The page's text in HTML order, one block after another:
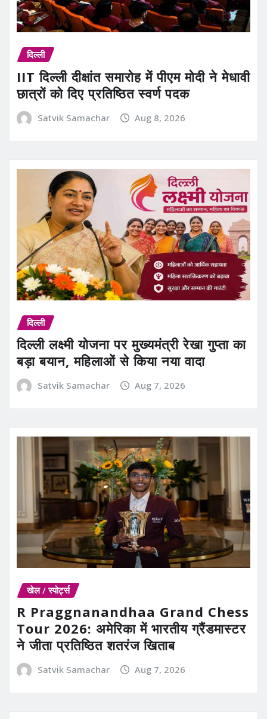
दिल्ली
IIT दिल्ली दीक्षांत समारोह में पीएम मोदी ने मेधावी
छात्रों को दिए प्रतिष्ठित स्वर्ण पदक
Satvik Samachar Aug 8, 2026
दिल्ली
दिल्ली लक्ष्मी योजना पर मुख्यमंत्री रेखा गुप्ता का
बड़ा बयान, महिलाओं से किया नया वादा
Satvik Samachar Aug 7, 2026
खेल / स्पोर्ट्स
R Praggnanandhaa Grand Chess
Tour 2026: अमेरिका में भारतीय ग्रैंडमास्टर
ने जीता प्रतिष्ठित शतरंज खिताब
Satvik Samachar Aug 7, 2026